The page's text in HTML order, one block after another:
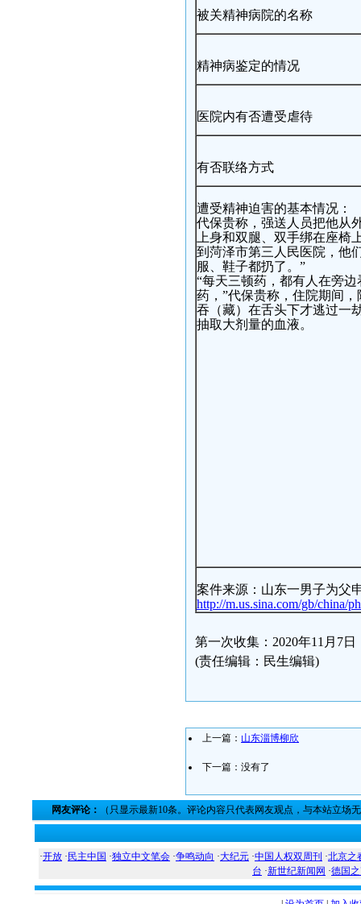
被关精神病院的名称
精神病鉴定的情况
医院内有否遭受虐待
有否联络方式
遭受精神迫害的基本情况：
代保贵称，强送人员把他从
上身和双腿、双手绑在座椅
到菏泽市第三人民医院，他
服、鞋子都扔了。”
“每天三顿药，都有人在旁
药，”代保贵称，住院期间
吞（藏）在舌头下才逃过一
抽取大剂量的血液。
案件来源：山东一男子为父
http://m.us.sina.com/gb/china/
第一次收集：2020年11月7日
(责任编辑：民生编辑)
上一篇： 山东淄博柳欣
下一篇：没有了
网友评论： （只显示最新10条。评论内容只代表网友观点，与本站立场
·开放 · 民主中国 ·独立中文笔会 ·争鸣动向 ·大纪元 ·中国人权双周刊 ·北京之
台 ·新世纪新闻网 ·德国